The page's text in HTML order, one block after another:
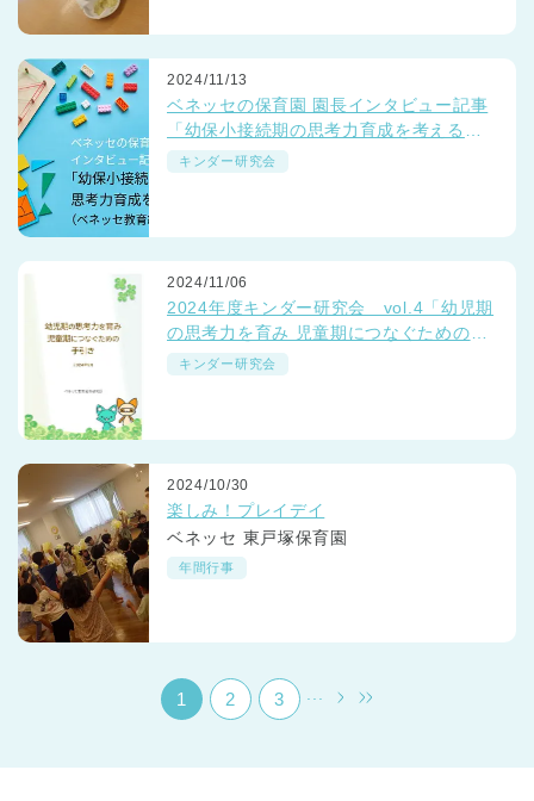
神奈川県 神奈川県 全域
千葉県
埼玉県
兵庫県 兵庫県 全域
2024/11/13
ベネッセの保育園 園長インタビュー記事
「幼保小接続期の思考力育成を考える」
（ベネッセ教育総合研究所）サイトに公
キンダー研究会
2024/11/06
2024年度キンダー研究会 vol.4「幼児期
の思考力を育み 児童期につなぐための手
引き」と保育園での実践事例
キンダー研究会
2024/10/30
楽しみ！プレイデイ
ベネッセ 東戸塚保育園
年間行事
1 2 3